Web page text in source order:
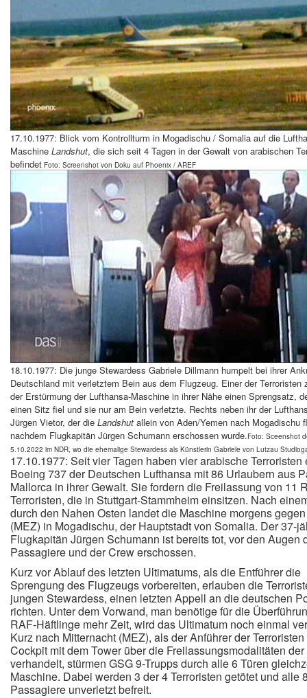
17.10.1977: Blick vom Kontrollturm in Mogadischu / Somalia auf die
Maschine Landshut, die sich seit 4 Tagen in der Gewalt von arabischen
befindet Foto: Screenshot von Doku auf Phoenix / AREF
18.10.1977: Die junge Stewardess Gabriele Dillmann humpelt bei ihrer
Deutschland mit verletztem Bein aus dem Flugzeug. Einer der Terroristen
der Erstürmung der Lufthansa-Maschine in ihrer Nähe einen Sprengsatz,
einen Sitz fiel und sie nur am Bein verletzte. Rechts neben ihr der
Jürgen Vietor, der die Landshut allein von Aden/Yemen nach Mogadischu
nachdem Flugkapitän Jürgen Schumann erschossen wurde.Foto: Sceenshot
5.10.2022 im NDR, wo die ehemalige Stewardess als Künstlerin Gabriele von Lutzau
17.10.1977: Seit vier Tagen haben vier arabische Terroristen
Boeing 737 der Deutschen Lufthansa mit 86 Urlaubern aus
Mallorca in ihrer Gewalt. Sie fordern die Freilassung von 11
Terroristen, die in Stuttgart-Stammheim einsitzen. Nach
durch den Nahen Osten landet die Maschine morgens
(MEZ) in Mogadischu, der Hauptstadt von Somalia. Der 37-
Flugkapitän Jürgen Schumann ist bereits tot, vor den Augen
Passagiere und der Crew erschossen.
Kurz vor Ablauf des letzten Ultimatums, als die Entführer die
Sprengung des Flugzeugs vorbereiten, erlauben die
jungen Stewardess, einen letzten Appell an die deutschen
richten. Unter dem Vorwand, man benötige für die
RAF-Häftlinge mehr Zeit, wird das Ultimatum noch einmal
Kurz nach Mitternacht (MEZ), als der Anführer der
Cockpit mit dem Tower über die Freilassungsmodalitäten
verhandelt, stürmen GSG 9-Trupps durch alle 6 Türen
Maschine. Dabei werden 3 der 4 Terroristen getötet und alle
Passagiere unverletzt befreit.